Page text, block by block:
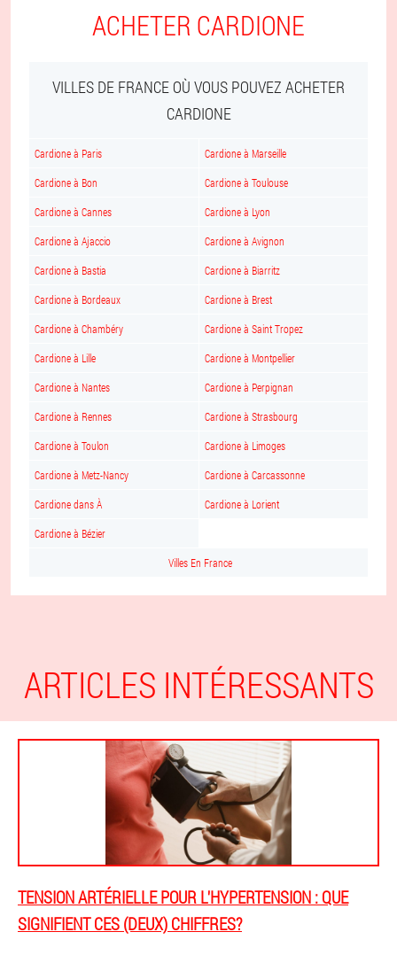
ACHETER CARDIONE
VILLES DE FRANCE OÙ VOUS POUVEZ ACHETER
CARDIONE
Cardione à Paris Cardione à Marseille
Cardione à Bon Cardione à Toulouse
Cardione à Cannes Cardione à Lyon
Cardione à Ajaccio Cardione à Avignon
Cardione à Bastia Cardione à Biarritz
Cardione à Bordeaux Cardione à Brest
Cardione à Chambéry Cardione à Saint Tropez
Cardione à Lille Cardione à Montpellier
Cardione à Nantes Cardione à Perpignan
Cardione à Rennes Cardione à Strasbourg
Cardione à Toulon Cardione à Limoges
Cardione à Metz-Nancy Cardione à Carcassonne
Cardione dans À Cardione à Lorient
Cardione à Bézier
Villes En France
ARTICLES INTÉRESSANTS
TENSION ARTÉRIELLE POUR L'HYPERTENSION : QUE
SIGNIFIENT CES (DEUX) CHIFFRES?